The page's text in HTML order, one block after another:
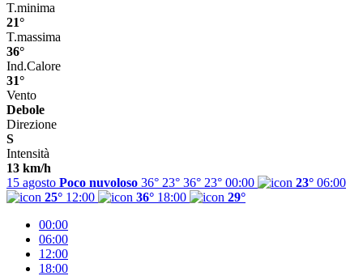
T.minima
21°
T.massima
36°
Ind.Calore
31°
Vento
Debole
Direzione
S
Intensità
13 km/h
15 agosto Poco nuvoloso 36° 23° 36° 23° 00:00 23° 06:00
25° 12:00 36° 18:00
29°
00:00
06:00
12:00
18:00